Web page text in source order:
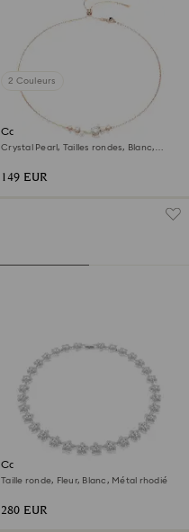
2 Couleurs
Collier Constella
Crystal Pearl, Tailles rondes, Blanc,
149 EUR
Collier Ariana Grande x
Swarovski
Taille ronde, Fleur, Blanc, Métal rhodié
280 EUR